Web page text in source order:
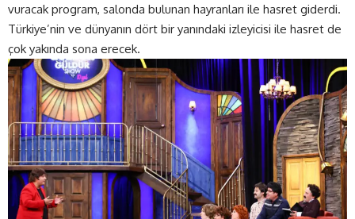
vuracak program, salonda bulunan hayranları ile hasret giderdi.
Türkiye’nin ve dünyanın dört bir yanındaki izleyicisi ile hasret de
çok yakında sona erecek.